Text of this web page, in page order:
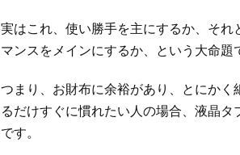
実はこれ、使い勝手を主にするか、それ
マンスをメインにするか、という大命題
つまり、お財布に余裕があり、とにかく
るだけすぐに慣れたい人の場合、液晶タ
です。